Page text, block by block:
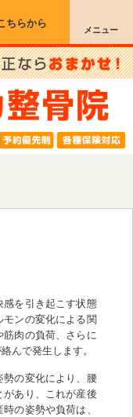
ちらから
メニュー
感を引き起こす状態
モンの変化による関
肉の負荷、さらに
んで発生します。
勢の変化により、腰
あり、これが産後
の姿勢や負荷は、